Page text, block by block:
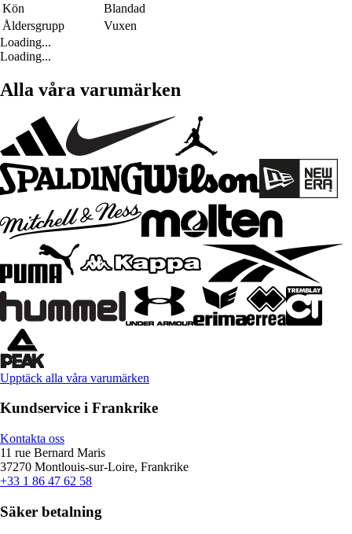
Kön
Blandad
Åldersgrupp
Vuxen
Loading...
Loading...
Alla våra varumärken
Upptäck alla våra varumärken
Kundservice i Frankrike
Kontakta oss
11 rue Bernard Maris
37270 Montlouis-sur-Loire, Frankrike
+33 1 86 47 62 58
Säker betalning